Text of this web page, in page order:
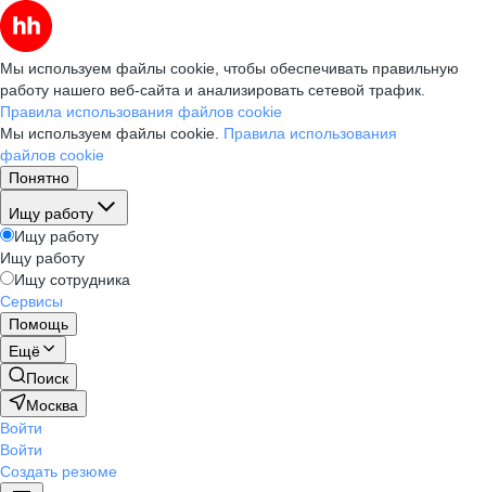
Мы используем файлы cookie, чтобы обеспечивать правильную
работу нашего веб-сайта и анализировать сетевой трафик.
Правила использования файлов cookie
Мы используем файлы cookie. Правила использования
файлов cookie
Понятно
Ищу работу
Ищу работу
Ищу работу
Ищу сотрудника
Сервисы
Помощь
Ещё
Поиск
Москва
Войти
Войти
Создать резюме